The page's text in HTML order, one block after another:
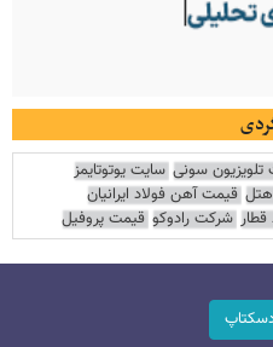
سونی سایت یوتوتایمز
قیمت آهن فولاد ایرانیان
شرکت رادوکو قیمت پروفیل